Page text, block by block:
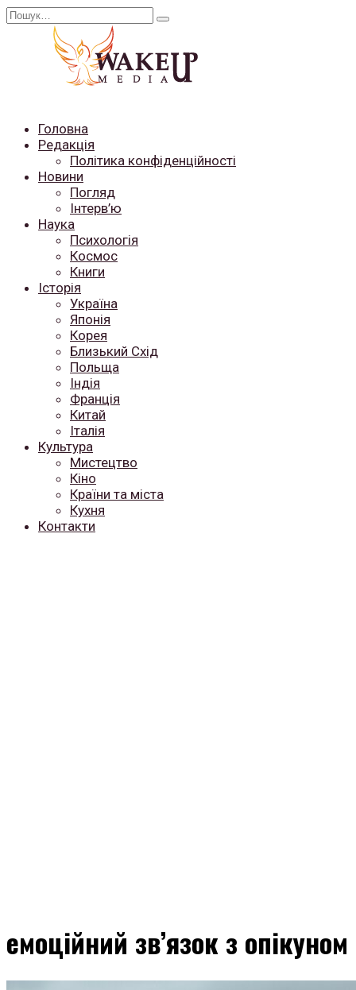
Перейти
Search
Головна
Редакція
Політика конфіденційності
Новини
Погляд
Інтерв’ю
Наука
Психологія
Космос
Книги
Історія
Україна
Японія
Корея
Близький Схід
Польща
Індія
Франція
Китай
Італія
Культура
Мистецтво
Кіно
Країни та міста
Кухня
Контакти
емоційний зв’язок з опікуном